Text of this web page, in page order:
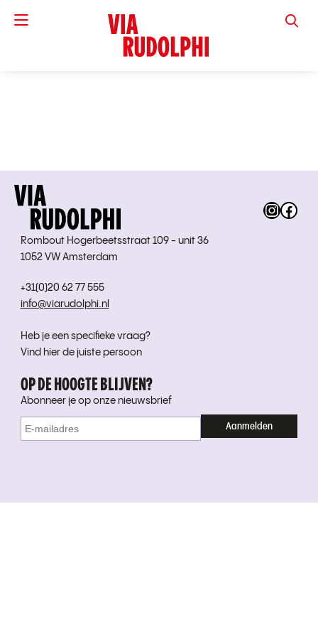
VIA
Rombout Hogerbeetsstraat 109 - unit 36
1052 VW Amsterdam
+31(0)20 62 77 555
info@viarudolphi.nl
Heb je een specifieke vraag?
Vind hier de juiste persoon
OP DE HOOGTE BLIJVEN?
Abonneer je op onze nieuwsbrief